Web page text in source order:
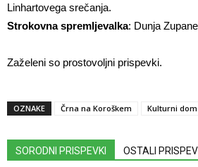
Linhartovega srečanja.
Strokovna spremljevalka: Dunja
Zaželeni so prostovoljni prispevki.
OZNAKE Črna na Koroškem Kulturni dom
SORODNI PRISPEVKI OSTALI